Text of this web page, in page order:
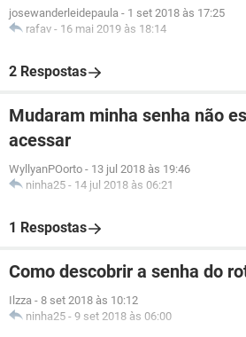
josewanderleidepaula - 1 set 2018 às 17:25
rafav - 16 mai 2019 às 18:14
2 Respostas
Mudaram minha senha não
acessar
WyllyanPOorto - 13 jul 2018 às 19:46
ninha25 - 14 jul 2018 às 06:21
1 Respostas
Como descobrir a senha do
Ilzza - 8 set 2018 às 10:12
ninha25 - 9 set 2018 às 06:00